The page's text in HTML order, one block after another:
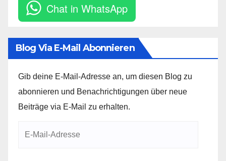
Chat in WhatsApp
Blog Via E-Mail Abonnieren
Gib deine E-Mail-Adresse an, um diesen Blog zu
abonnieren und Benachrichtigungen über neue
Beiträge via E-Mail zu erhalten.